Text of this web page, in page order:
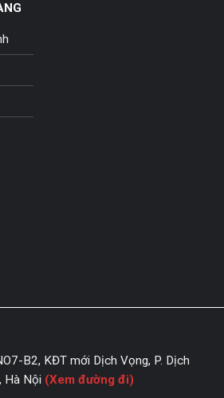
B2, KĐT mới Dịch Vọng, P. Dịch
Hà Nội (Xem đường đi)